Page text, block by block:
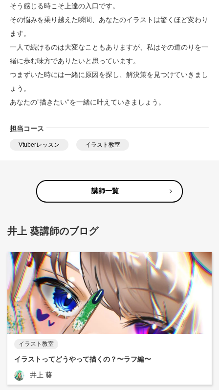
そう感じる時こそ上達の入口です。
その悩みを乗り越えた瞬間、あなたのイラストは驚くほど変わり
ます。
一人で続けるのは大変なこともありますが、私はその道のりを一
緒に歩む味方でありたいと思っています。
つまずいた時には一緒に原因を探し、解決策を見つけていきまし
ょう。
あなたの”描きたい”を一緒に叶えていきましょう。
担当コース
Vtuberレッスン イラスト教室
講師一覧
井上 葵講師のブログ
イラスト教室
イラストってどうやって描くの？〜ラフ編〜
井上 葵